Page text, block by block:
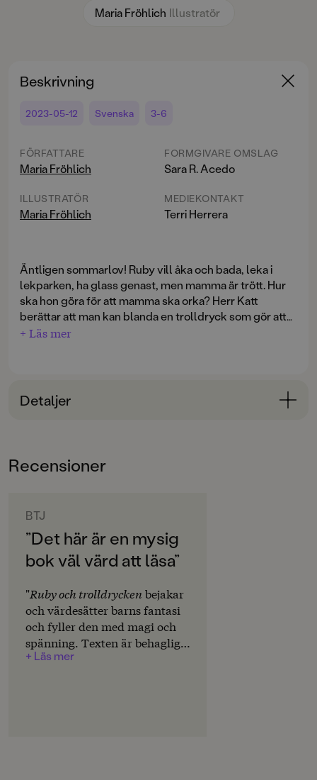
Maria Fröhlich Illustratör
Beskrivning
2023-05-12 Svenska 3-6
FÖRFATTARE
Maria Fröhlich
ILLUSTRATÖR
Maria Fröhlich
FORMGIVARE OMSLAG
Sara R. Acedo
MEDIEKONTAKT
Terri Herrera
Äntligen sommarlov! Ruby vill åka och bada, leka i
lekparken, ha glass genast, men mamma är trött. Hur
ska hon göra för att mamma ska orka? Herr Katt
berättar att man kan blanda en trolldryck som gör att
man blir pigg, men då behövs väldigt speciella
+ Läs mer
Detaljer
3-6
Svenska
SPRÅK
Svenska
PUBLICERINGSDATUM
2023-05-12
Produktion
PAPPER
Recensioner
BTJ
”Det här är en mysig
bok väl värd att läsa”
"Ruby och trolldrycken bejakar
och värdesätter barns fantasi
och fyller den med magi och
spänning. Texten är behaglig
att läsa högt och
+ Läs mer